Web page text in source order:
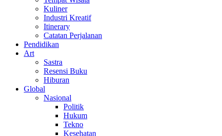
Kuliner
Industri Kreatif
Itinerary
Catatan Perjalanan
Pendidikan
Art
Sastra
Resensi Buku
Hiburan
Global
Nasional
Politik
Hukum
Tekno
Kesehatan